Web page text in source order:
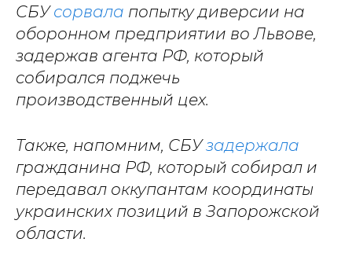
СБУсорвала попытку диверсии на
оборонном предприятии во Львове,
задержав агента РФ, который
собирался поджечь
производственный цех.
Также, напомним, СБУзадержала
гражданина РФ, который собирал и
передавал оккупантам координаты
украинских позиций в Запорожской
области.